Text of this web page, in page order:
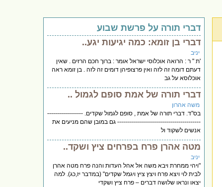
דברי תורה על פרשת שבוע
דברי בן זומא: כמה יגיעות יגע..
יניב
'ת " ר : הרואה אוכלוסי ישראל אומר : ברוך חכם הרזים . שאין
דעתם דומה זה לזה ואין פרצופיהן דומים זה לזה . בן זומא ראה
אוכלוסא על גב
דברי תורה של אמת סופם לגמול ..
משה אהרון
בס"ד. דברי תורה של אמת , סופם לגמול שקדים. ------------------
------------------------------------------ גם במובן שהם מניעים את
אנשים לשקוד ול
מטה אהרן פרח בפרחים ציץ ושקד..
יניב
"ויהי ממחרת ויבא משה אל אהל העדות והנה פרח מטה אהרן
לבית לוי ויצא פרח ויצץ ציץ ויגמל שקדים" (במדבר יז,כג). למה
יצאו ונראו שלושה דברים – פרח ציץ ושקדי